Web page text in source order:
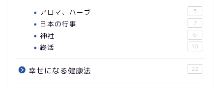
アロマ、ハーブ 5
日本の行事 7
神社 6
終活 10
幸せになる健康法 22